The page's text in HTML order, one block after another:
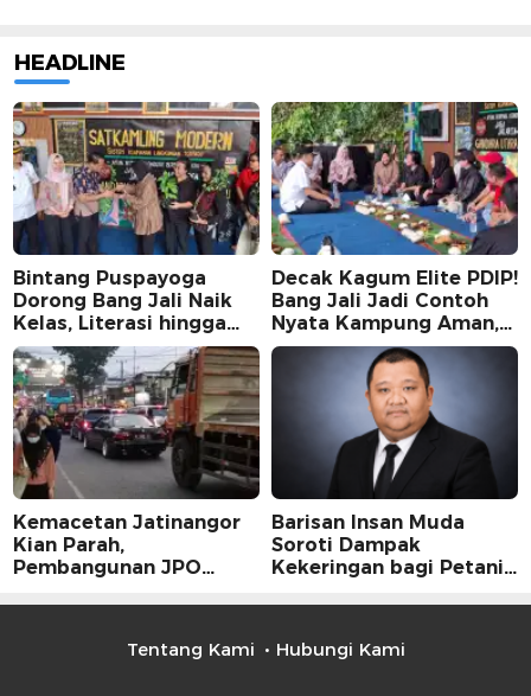
HEADLINE
Bintang Puspayoga
Dorong Bang Jali Naik
Kelas, Literasi hingga
UMKM Digital Jadi
Fokus
Decak Kagum Elite PDIP!
Bang Jali Jadi Contoh
Nyata Kampung Aman,
Bersih, dan Mandiri
Kemacetan Jatinangor
Kian Parah,
Pembangunan JPO
Barisan Insan Muda
Soroti Dampak
Kekeringan bagi Petani,
Tentang Kami
Hubungi Kami